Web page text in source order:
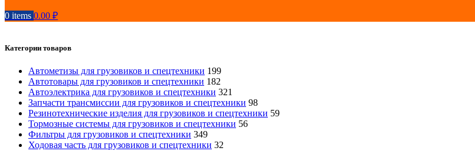
0 items 0.00 ₽
Категории товаров
Автометизы для грузовиков и спецтехники 199
Автотовары для грузовиков и спецтехники 182
Автоэлектрика для грузовиков и спецтехники 321
Запчасти трансмиссии для грузовиков и спецтехники 98
Резинотехнические изделия для грузовиков и спецтехники 59
Тормозные системы для грузовиков и спецтехники 56
Фильтры для грузовиков и спецтехники 349
Ходовая часть для грузовиков и спецтехники 32